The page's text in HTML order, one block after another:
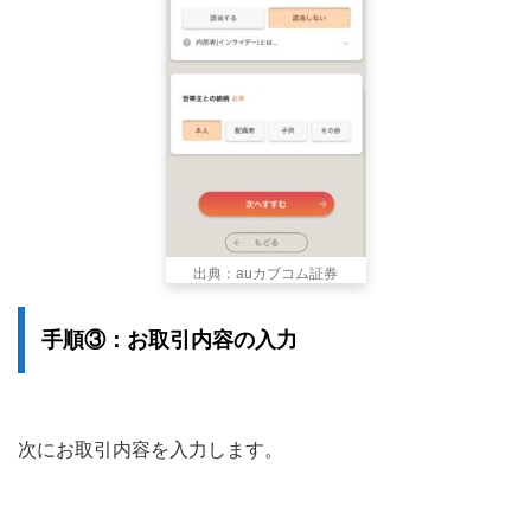
出典：auカブコム証券
手順③：お取引内容の入力
次にお取引内容を入力します。